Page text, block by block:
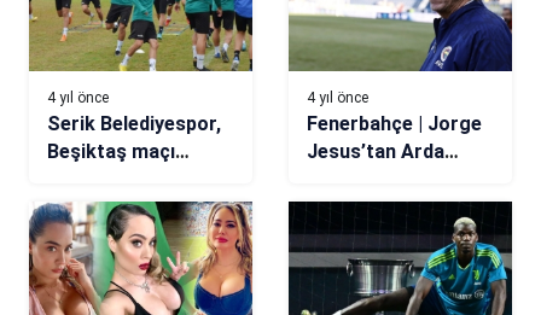
4 yıl önce
Serik Belediyespor,
Beşiktaş maçı
tamamladı
4 yıl önce
Fenerbahçe | Jorge
Jesus’tan Arda